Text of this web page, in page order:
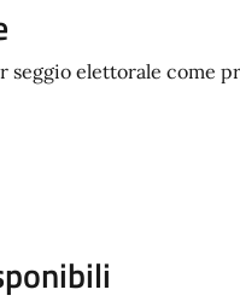
seggio elettorale come